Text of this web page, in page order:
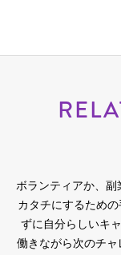
ボランティアか、
カタチにするための
ずに自分らしいキ
働きながら次のチ